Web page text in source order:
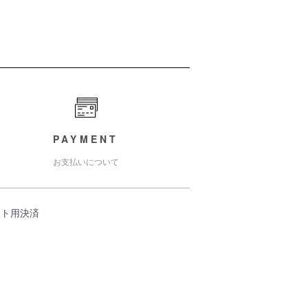
PAYMENT
お支払いについて
用決済